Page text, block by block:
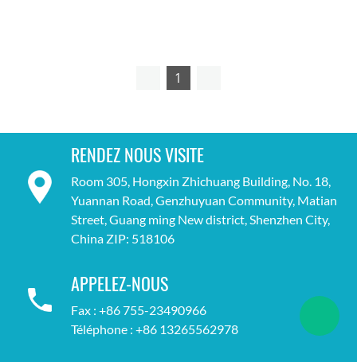
1
RENDEZ NOUS VISITE
Room 305, Hongxin Zhichuang Building, No. 18,
Yuannan Road, Genzhuyuan Community, Matian
Street, Guang ming New district, Shenzhen City,
China ZIP: 518106
APPELEZ-NOUS
Fax : +86 755-23490966
Téléphone : +86 13265562978